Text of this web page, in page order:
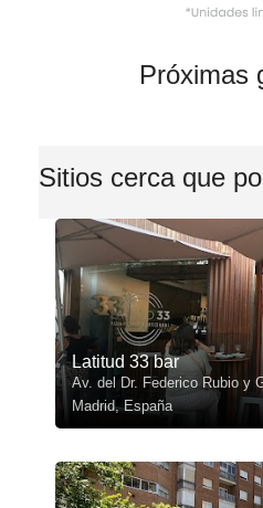
Próximas
Sitios cerca que
Latitud 33 bar
Av. del Dr. Federico Rubio y
Madrid, España